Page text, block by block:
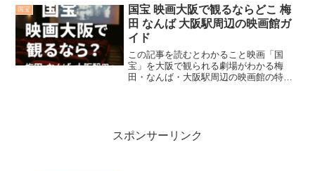
沢すぎるキャスト陣が話題の、大型芸道
ドラマです。主演の吉沢亮を...
国宝
国宝 映画大阪で観るならどこ 梅
田 なんば 大阪駅周辺の映画館ガ
イド
この記事を読むとわかること映画「国
宝」を大阪で観られる劇場がわかる梅
田・なんば・大阪駅周辺の映画館の特徴
スポンサーリンク